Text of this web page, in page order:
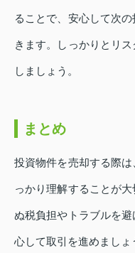
ることで、安心して次
きます。しっかりとリ
しましょう。
まとめ
投資物件を売却する際
っかり理解することが
ぬ税負担やトラブルを
心して取引を進めましょ